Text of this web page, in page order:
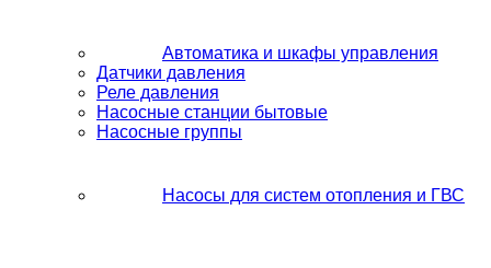
Автоматика и шкафы управления
Датчики давления
Реле давления
Насосные станции бытовые
Насосные группы
Насосы для систем отопления и ГВС